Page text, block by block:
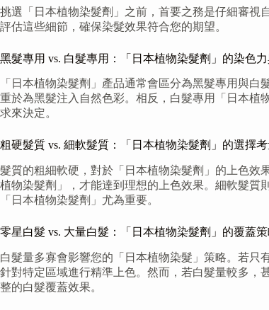
挑選「日本植物染髮劑」之前，首要之務是仔細審視
評估這些細節，確保染髮效果符合您的期望。
黑髮專用 vs. 白髮專用：「日本植物染髮劑」的染色
「日本植物染髮劑」產品通常會區分為黑髮專用與
重於為黑髮注入自然色彩。相反，白髮專用「日本植
求來決定。
粗硬髮質 vs. 細軟髮質：「日本植物染髮劑」的選擇
髮質的粗細軟硬，對於「日本植物染髮劑」的上色效
植物染髮劑」，才能達到理想的上色效果。細軟髮質
「日本植物染髮劑」尤為重要。
零星白髮 vs. 大量白髮：「日本植物染髮劑」的覆蓋
白髮量多寡會影響您的「日本植物染髮」策略。若
針對特定區域進行精準上色。然而，若白髮量較多，
整的白髮覆蓋效果。